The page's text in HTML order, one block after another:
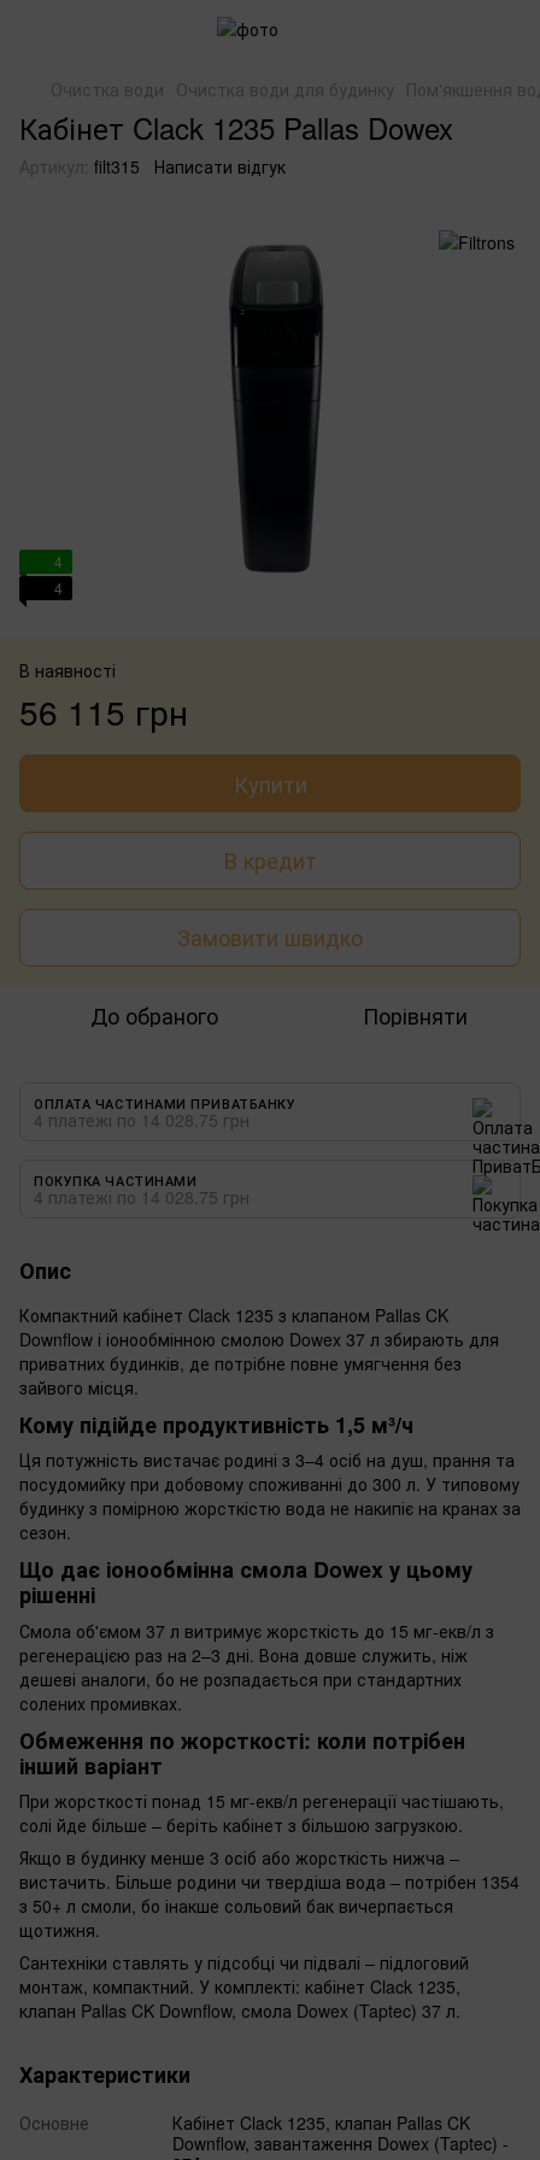
Очистка води Очистка води для будинку Пом'якшення
Кабінет Clack 1235 Pallas Dowex
Артикул: filt315 Написати відгук
4
4
В наявності
56 115 грн
Купити
В кредит
Замовити швидко
До обраного Порівняти
ОПЛАТА ЧАСТИНАМИ ПРИВАТБАНКУ
4 платежі по 14 028.75 грн
ПОКУПКА ЧАСТИНАМИ
4 платежі по 14 028.75 грн
Опис
Компактний кабінет Clack 1235 з клапаном Pallas CK
Downflow і іонообмінною смолою Dowex 37 л збирають для
приватних будинків, де потрібне повне умягчення без
зайвого місця.
Кому підійде продуктивність 1,5 м³/ч
Ця потужність вистачає родині з 3–4 осіб на душ, прання та
посудомийку при добовому споживанні до 300 л. У типовому
будинку з помірною жорсткістю вода не накипіє на кранах за
сезон.
Що дає іонообмінна смола Dowex у цьому
рішенні
Смола об'ємом 37 л витримує жорсткість до 15 мг-екв/л з
регенерацією раз на 2–3 дні. Вона довше служить, ніж
дешеві аналоги, бо не розпадається при стандартних
солених промивках.
Обмеження по жорсткості: коли потрібен
інший варіант
При жорсткості понад 15 мг-екв/л регенерації частішають,
солі йде більше – беріть кабінет з більшою загрузкою.
Якщо в будинку менше 3 осіб або жорсткість нижча –
вистачить. Більше родини чи твердіша вода – потрібен 1354
з 50+ л смоли, бо інакше сольовий бак вичерпається
щотижня.
Сантехніки ставлять у підсобці чи підвалі – підлоговий
монтаж, компактний. У комплекті: кабінет Clack 1235,
клапан Pallas CK Downflow, смола Dowex (Taptec) 37 л.
Характеристики
Основне
Кабінет Clack 1235, клапан Pallas CK
Downflow, завантаження Dowex (Taptec) -